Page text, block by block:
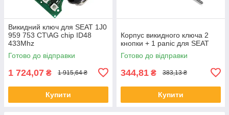
Викидний ключ для SEAT 1J0
959 753 CT\AG chip ID48
433Mhz
Готово до відправки
1 724,07 ₴ 1 915,64 ₴
Купити
Корпус викидного ключа 2
кнопки + 1 panic для SEAT
Готово до відправки
344,81 ₴ 383,13 ₴
Купити